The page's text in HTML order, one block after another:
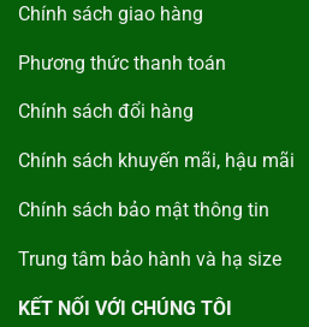
Chính sách giao hàng
Phương thức thanh toán
Chính sách đổi hàng
Chính sách khuyến mãi, hậu mãi
Chính sách bảo mật thông tin
Trung tâm bảo hành và hạ size
KẾT NỐI VỚI CHÚNG TÔI